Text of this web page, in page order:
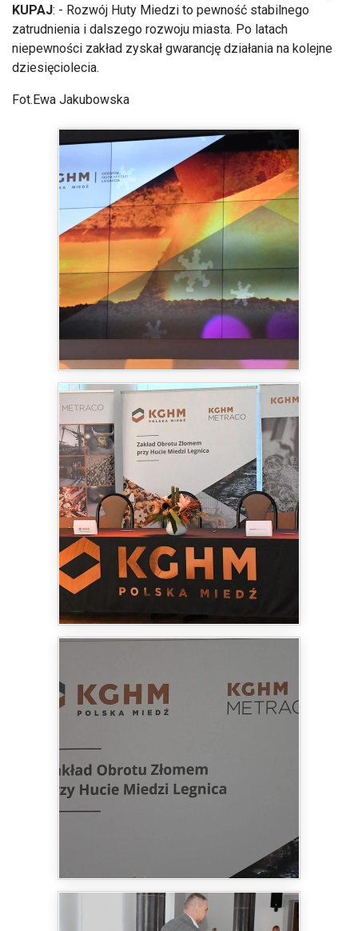
KUPAJ: - Rozwój Huty Miedzi to pewność stabilnego
zatrudnienia i dalszego rozwoju miasta. Po latach
niepewności zakład zyskał gwarancję działania na kolejne
dziesięciolecia.
Fot.Ewa Jakubowska